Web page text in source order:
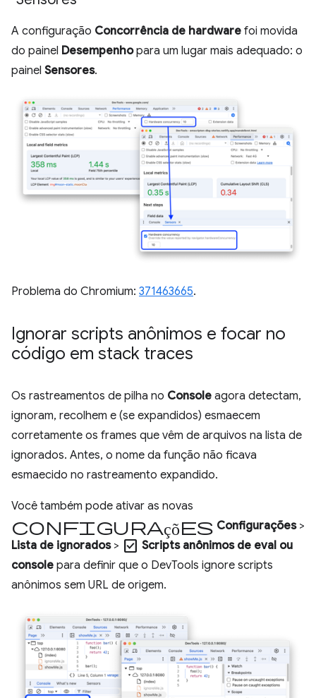
A configuração Concorrência de hardware foi movida
do painel Desempenhopara um lugar mais adequado: o
painel Sensores.
Problema do Chromium: 371463665.
Ignorar scripts anônimos e focar no
código em stack traces
Os rastreamentos de pilha no Console agora detectam,
ignoram, recolhem e (se expandidos) esmaecem
corretamente os frames que vêm de arquivos na lista de
ignorados. Antes, o nome da função não ficava
esmaecido no rastreamento expandido.
Você também pode ativar as novas
configurações Configurações>
Lista de ignorados> check_box Scripts anônimos de eval ou
console para definir que o DevTools ignore scripts
anônimos sem URL de origem.